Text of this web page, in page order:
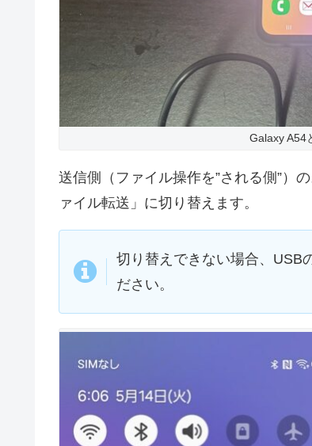
Galaxy A54
送信側（ファイル操作を”される側”）
ァイル転送」に切り替えます。
切り替えできない場合、USB
ださい。